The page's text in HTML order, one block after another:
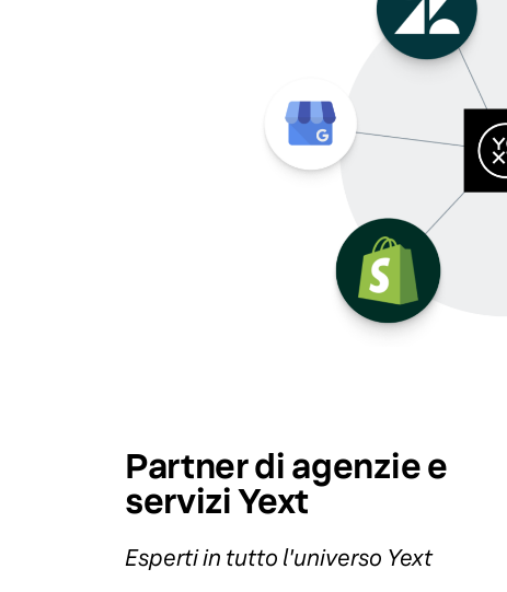
Partner di agenzie e
servizi Yext
Esperti in tutto l'universo Yext